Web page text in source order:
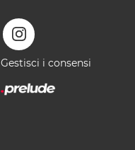
Gestisci i consensi